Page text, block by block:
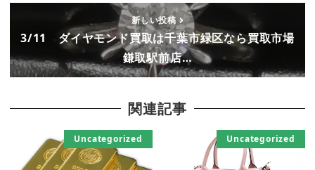
新しい投稿
3/11 ダイヤモンド買取は千葉市緑区なら買取市場
鎌取駅前店…
関連記事
Uncategorized Uncategorized